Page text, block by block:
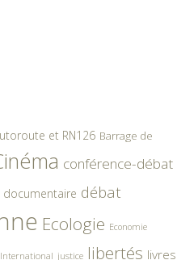
et RN126 Barrage de
conférence-débat
documentaire débat
Ecologie Economie
International justice libertés livres